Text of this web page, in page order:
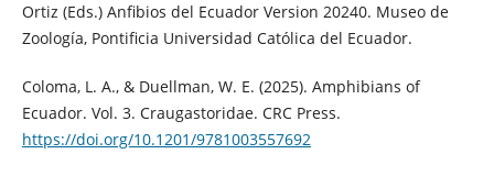
Ortiz (Eds.) Anfibios del Ecuador Version 20240. Museo de
Zoología, Pontificia Universidad Católica del Ecuador.
Coloma, L. A., & Duellman, W. E. (2025). Amphibians of
Ecuador. Vol. 3. Craugastoridae. CRC Press.
https://doi.org/10.1201/9781003557692